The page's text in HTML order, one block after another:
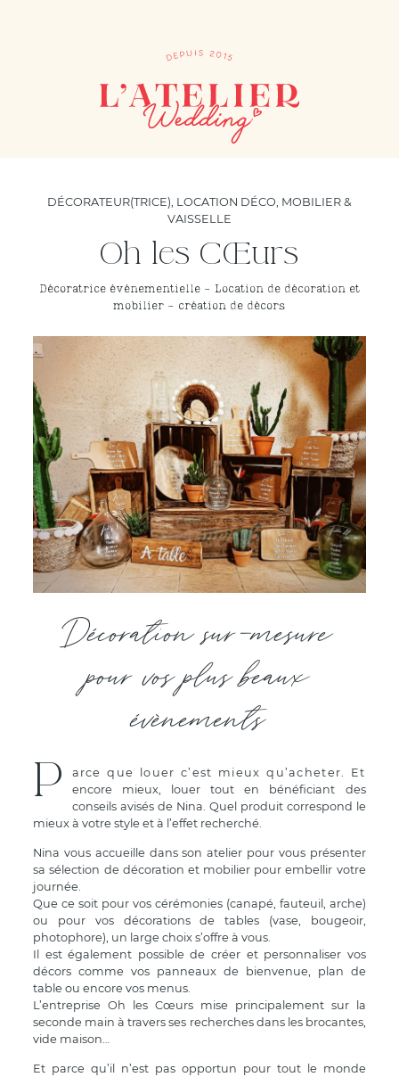
DÉCORATEUR(TRICE) LOCATION DÉCO, MOBILIER &
VAISSELLE
Oh les Cœurs
Décoratrice événementielle - Location de décoration et
mobilier - création de décors
Décoration sur-mesure
pour vos plus beaux
évènements
P
arce que louer c’est mieux qu’acheter. Et
encore mieux, louer tout en bénéficiant des
conseils avisés de Nina. Quel produit correspond le
mieux à votre style et à l’effet recherché.
Nina vous accueille dans son atelier pour vous présenter
sa sélection de décoration et mobilier pour embellir votre
journée.
Que ce soit pour vos cérémonies (canapé, fauteuil, arche)
ou pour vos décorations de tables (vase, bougeoir,
photophore), un large choix s’offre à vous.
Il est également possible de créer et personnaliser vos
décors comme vos panneaux de bienvenue, plan de
table ou encore vos menus.
L’entreprise Oh les Cœurs mise principalement sur la
seconde main à travers ses recherches dans les brocantes,
vide maison…
Et parce qu’il n’est pas opportun pour tout le monde